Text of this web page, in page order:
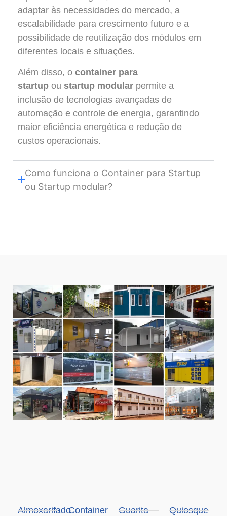
adaptar às necessidades do mercado, a
escalabilidade para crescimento futuro e a
possibilidade de reutilização dos módulos em
diferentes locais e situações.
Além disso, o container para
startup ou startup modular permite a
inclusão de tecnologias avançadas de
automação e controle de energia, garantindo
maior eficiência energética e redução de
custos operacionais.
Como funciona o Container para Startup
ou Startup modular?
AlmoxarifadoContainer
Guarita
Quiosque